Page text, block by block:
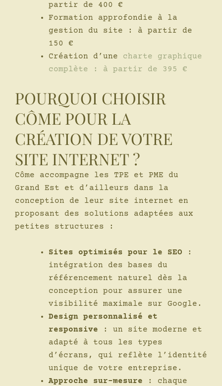
partir de 400 €
Formation approfondie à la
gestion du site : à partir de
150 €
Création d’une charte graphique
complète : à partir de 395 €
POURQUOI CHOISIR
CÔME POUR LA
CRÉATION DE VOTRE
SITE INTERNET ?
Côme accompagne les TPE et PME du
Grand Est et d’ailleurs dans la
conception de leur site internet en
proposant des solutions adaptées aux
petites structures :
Sites optimisés pour le SEO :
intégration des bases du
référencement naturel dès la
conception pour assurer une
visibilité maximale sur Google.
Design personnalisé et
responsive : un site moderne et
adapté à tous les types
d’écrans, qui reflète l’identité
unique de votre entreprise.
Approche sur-mesure : chaque